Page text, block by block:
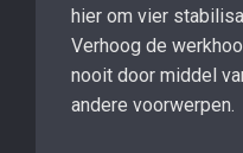
hier om vier
Verhoog de
nooit door middel
andere voorwerpen.